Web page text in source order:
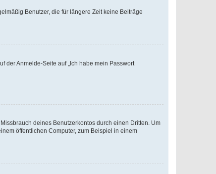
Benutzer, die für längere Zeit keine Beiträge
der Anmelde-Seite auf „Ich habe mein Passwort
deines Benutzerkontos durch einen Dritten. Um
öffentlichen Computer, zum Beispiel in einem